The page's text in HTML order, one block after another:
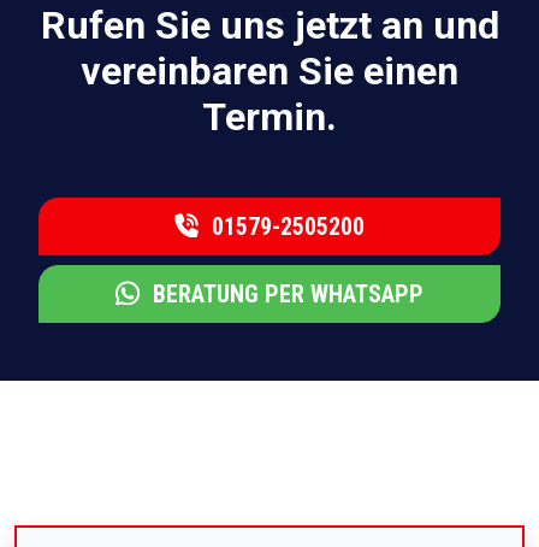
Rufen Sie uns jetzt an und
vereinbaren Sie einen
Termin.
01579-2505200
BERATUNG PER WHATSAPP